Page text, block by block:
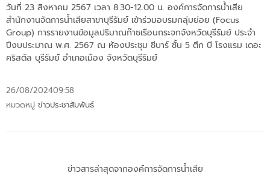
วันที่ 23 สิงหาคม 2567 เวลา 8.30-12.00 น. องค์การจัดการน้ำเสีย
สำนักงานจัดการน้ำเสียสาขาบุรีรัมย์ เข้าร่วมอบรมกลุ่มย่อย (Focus
Group) การรายงานข้อมูลปริมาณก๊าซเรือนกระจกจังหวัดบุรีรัมย์ ประจำ
ปีงบประมาณ พ.ศ. 2567 ณ ห้องประชุม ซีบาร์ ชั้น 5 ตึก บี โรงแรม เดอะ
คริสตัล บุรีรัมย์ อำเภอเมือง จังหวัดบุรีรัมย์
26/08/202409:58
หมวดหมู่ ข่าวประชาสัมพันธ์
ข่าวสารล่าสุดจากองค์การจัดการน้ำเสีย